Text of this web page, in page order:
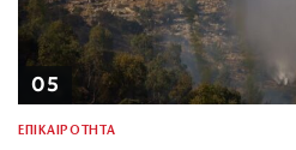
05
ΕΠΙΚΑΙΡΟΤΗΤΑ